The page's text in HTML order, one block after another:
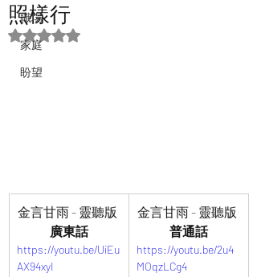
職場
家庭
盼望
照樣行
評等為 NaN（最高為 5 顆星）。
金言甘雨 - 靈聽版
廣東話
https://youtu.be/UiEu
AX94xyI
金言甘雨 - 靈聽版
普通話
https://youtu.be/2u4
MOqzLCg4